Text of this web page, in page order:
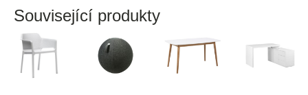
Související produkty